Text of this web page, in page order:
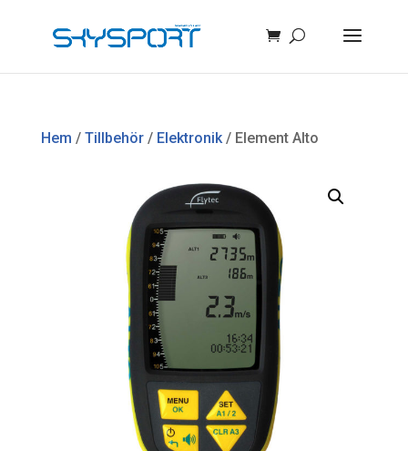
Hem / Tillbehör/ Elektronik/ Element Alto